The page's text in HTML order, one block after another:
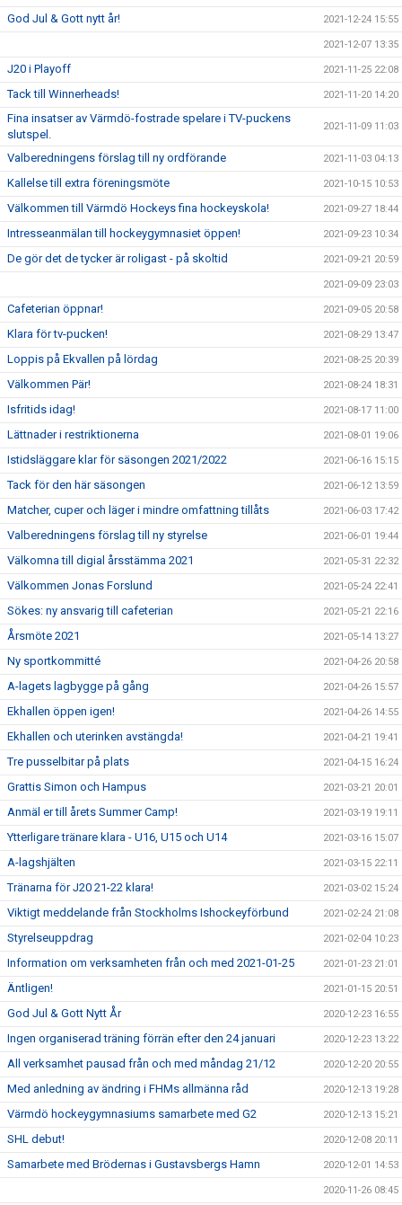
God Jul & Gott nytt år! 2021-12-24 15:55
2021-12-07 13:35
J20 i Playoff 2021-11-25 22:08
Tack till Winnerheads! 2021-11-20 14:20
Fina insatser av Värmdö-fostrade spelare i TV-puckens
slutspel.
2021-11-09 11:03
Valberedningens förslag till ny ordförande 2021-11-03 04:13
Kallelse till extra föreningsmöte 2021-10-15 10:53
Välkommen till Värmdö Hockeys fina hockeyskola! 2021-09-27 18:44
Intresseanmälan till hockeygymnasiet öppen! 2021-09-23 10:34
De gör det de tycker är roligast - på skoltid 2021-09-21 20:59
2021-09-09 23:03
Cafeterian öppnar! 2021-09-05 20:58
Klara för tv-pucken! 2021-08-29 13:47
Loppis på Ekvallen på lördag 2021-08-25 20:39
Välkommen Pär! 2021-08-24 18:31
Isfritids idag! 2021-08-17 11:00
Lättnader i restriktionerna 2021-08-01 19:06
Istidsläggare klar för säsongen 2021/2022 2021-06-16 15:15
Tack för den här säsongen 2021-06-12 13:59
Matcher, cuper och läger i mindre omfattning tillåts 2021-06-03 17:42
Valberedningens förslag till ny styrelse 2021-06-01 19:44
Välkomna till digial årsstämma 2021 2021-05-31 22:32
Välkommen Jonas Forslund 2021-05-24 22:41
Sökes: ny ansvarig till cafeterian 2021-05-21 22:16
Årsmöte 2021 2021-05-14 13:27
Ny sportkommitté 2021-04-26 20:58
A-lagets lagbygge på gång 2021-04-26 15:57
Ekhallen öppen igen! 2021-04-26 14:55
Ekhallen och uterinken avstängda! 2021-04-21 19:41
Tre pusselbitar på plats 2021-04-15 16:24
Grattis Simon och Hampus 2021-03-21 20:01
Anmäl er till årets Summer Camp! 2021-03-19 19:11
Ytterligare tränare klara - U16, U15 och U14 2021-03-16 15:07
A-lagshjälten 2021-03-15 22:11
Tränarna för J20 21-22 klara! 2021-03-02 15:24
Viktigt meddelande från Stockholms Ishockeyförbund 2021-02-24 21:08
Styrelseuppdrag 2021-02-04 10:23
Information om verksamheten från och med 2021-01-25 2021-01-23 21:01
Äntligen! 2021-01-15 20:51
God Jul & Gott Nytt År 2020-12-23 16:55
Ingen organiserad träning förrän efter den 24 januari 2020-12-23 13:22
All verksamhet pausad från och med måndag 21/12 2020-12-20 20:55
Med anledning av ändring i FHMs allmänna råd 2020-12-13 19:28
Värmdö hockeygymnasiums samarbete med G2 2020-12-13 15:21
SHL debut! 2020-12-08 20:11
Samarbete med Brödernas i Gustavsbergs Hamn 2020-12-01 14:53
2020-11-26 08:45